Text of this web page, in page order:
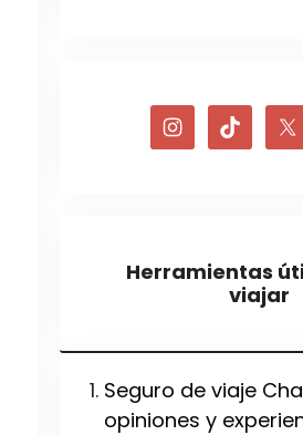
Herramientas
viajar
Seguro de viaje
opiniones y